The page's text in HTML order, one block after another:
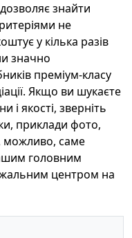
знайти
не
у кілька разів
значно
преміум‑класу
Якщо ви шукаєте
і якості, зверніть
приклади фото,
можливо, саме
головним
центром на